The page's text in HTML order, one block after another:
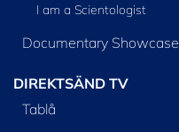
I am a Scientologist
Documentary Showcase
DIREKTSÄND TV
Tablå